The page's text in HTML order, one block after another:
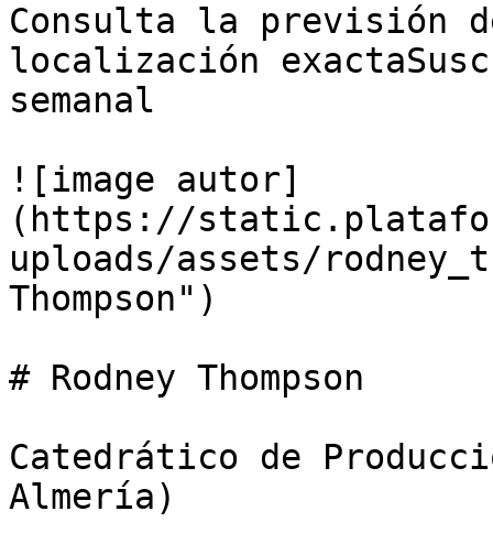
Consulta la previsión
localización
semanal
![image autor]
(https://
uploads/assets/
Thompson")
# Rodney Thompson
Catedrático de
Almería)